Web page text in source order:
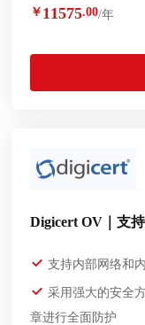
￥ 11575.00/年
Digicert OV｜支
支持内部网络和
采用强大的安全
章进行全面防护